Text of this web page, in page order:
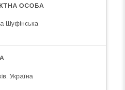
Шуфінська
Україна